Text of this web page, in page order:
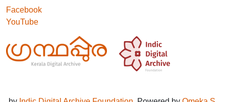
Facebook
YouTube